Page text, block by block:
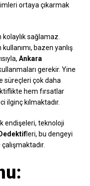
ortaya çıkarmak
sağlamaz.
bazen yanlış
Ankara
gerekir. Yine
süreçleri çok daha
hem fırsatlar
ilginç kılmaktadır.
endişeleri, teknoloji
leri, bu dengeyi